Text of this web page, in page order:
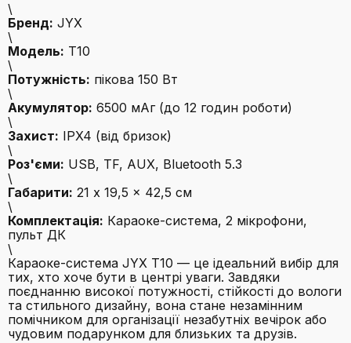
\
Бренд: JYX
\
Модель: T10
\
Потужність: пікова 150 Вт
\
Акумулятор: 6500 мАг (до 12 годин роботи)
\
Захист: IPX4 (від бризок)
\
Роз'єми: USB, TF, AUX, Bluetooth 5.3
\
Габарити: 21 x 19,5 x 42,5 см
\
Комплектація: Караоке-система, 2 мікрофони,
пульт ДК
\
Караоке-система JYX T10 — це ідеальний вибір для
тих, хто хоче бути в центрі уваги. Завдяки
поєднанню високої потужності, стійкості до вологи
та стильного дизайну, вона стане незамінним
помічником для організації незабутніх вечірок або
чудовим подарунком для близьких та друзів.